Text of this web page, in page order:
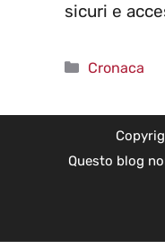
sicuri e
Categorie
Cronaca
Questo blog